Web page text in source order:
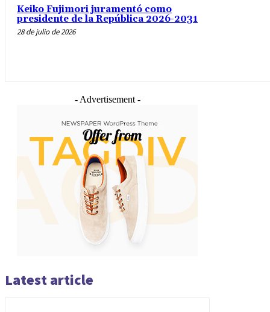
Keiko Fujimori juramentó como
presidente de la República 2026-2031
28 de julio de 2026
- Advertisement -
Latest article